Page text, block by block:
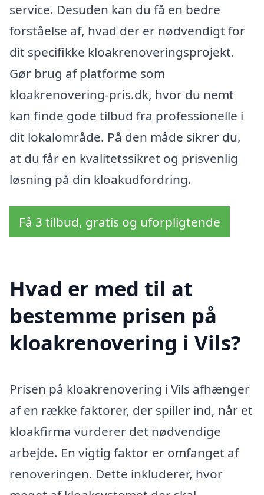
service. Desuden kan du få en bedre
forståelse af, hvad der er nødvendigt for
dit specifikke kloakrenoveringsprojekt.
Gør brug af platforme som
kloakrenovering-pris.dk, hvor du nemt
kan finde gode tilbud fra professionelle i
dit lokalområde. På den måde sikrer du,
at du får en kvalitetssikret og prisvenlig
løsning på din kloakudfordring.
Få 3 tilbud, gratis og uforpligtende
Hvad er med til at
bestemme prisen på
kloakrenovering i Vils?
Prisen på kloakrenovering i Vils afhænger
af en række faktorer, der spiller ind, når et
kloakfirma vurderer det nødvendige
arbejde. En vigtig faktor er omfanget af
renoveringen. Dette inkluderer, hvor